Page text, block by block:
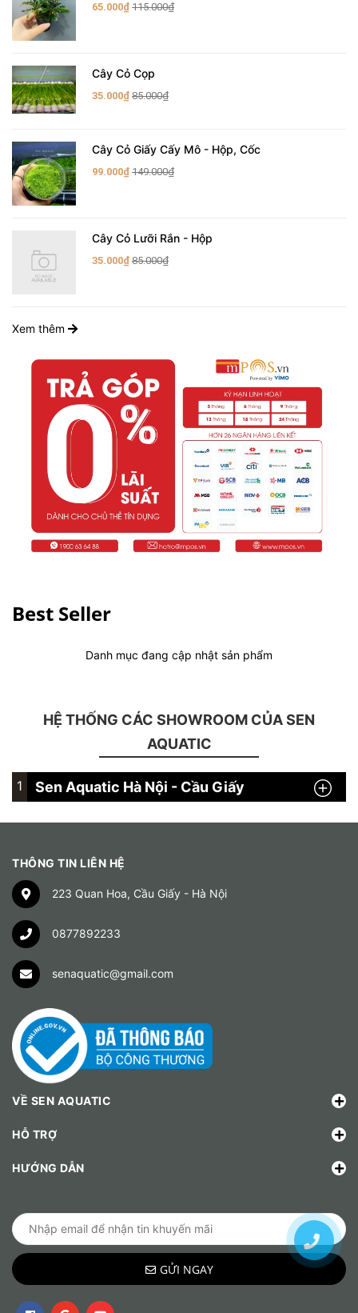
65.000₫ 115.000₫
Cây Cỏ Cọp
35.000₫ 85.000₫
Cây Cỏ Giấy Cấy Mô - Hộp, Cốc
99.000₫ 149.000₫
Cây Cỏ Lưỡi Rắn - Hộp
35.000₫ 85.000₫
Xem thêm
Best Seller
Danh mục đang cập nhật sản phẩm
HỆ THỐNG CÁC SHOWROOM CỦA SEN
AQUATIC
1 Sen Aquatic Hà Nội - Cầu Giấy
THÔNG TIN LIÊN HỆ
223 Quan Hoa, Cầu Giấy - Hà Nội
0877892233
senaquatic@gmail.com
VỀ SEN AQUATIC
HỖ TRỢ
HƯỚNG DẪN
GỬI NGAY